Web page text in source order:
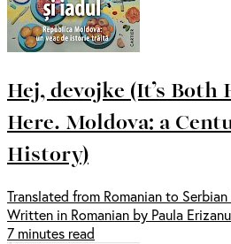
Hej, devojke (It’s Both
Here. Moldova: a
History)
Translated from Romanian to
Written in Romanian by Paula Erizanu
7 minutes read